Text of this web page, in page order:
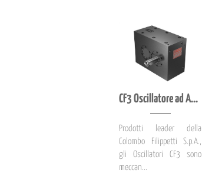
CF3 Oscillatore ad Assi Paralleli
Prodotti leader della
Colombo Filippetti S.p.A.,
gli Oscillatori CF3 sono
meccan...